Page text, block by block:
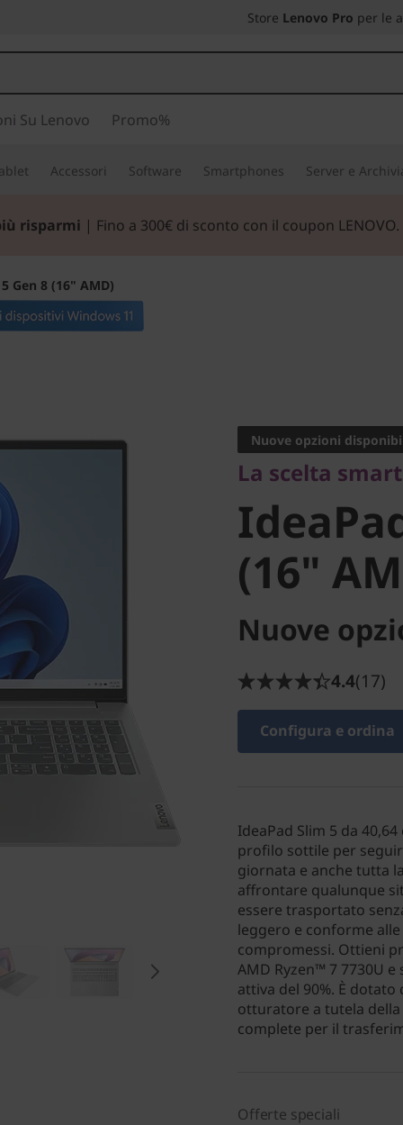
Store Lenovo Pro per le
Su Lenovo Promo%
Accessori Software Smartphones Server e
risparmi | Fino a 300€ di sconto con il coupon LENOVO.
Gen 8 (16" AMD)
8 (16"
Nuove opzioni
La scelta
(16"
Nuove
4.4(17)
Configura e ordina
IdeaPad Slim 5 da
profilo sottile per
giornata e anche tutta
affrontare qualunque
essere trasportato
leggero e conforme
compromessi. Ottieni
AMD Ryzen™ 7 7730U
attiva del 90%. È
otturatore a tutela
complete per il
Offerte speciali